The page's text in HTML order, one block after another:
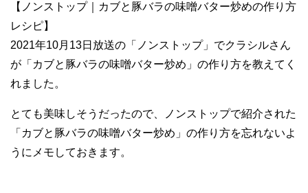
【ノンストップ｜カブと豚バラの味噌バター炒めの作り方
レシピ】
2021年10月13日放送の「ノンストップ」でクラシルさん
が「カブと豚バラの味噌バター炒め」の作り方を教えてく
れました。
とても美味しそうだったので、ノンストップで紹介された
「カブと豚バラの味噌バター炒め」の作り方を忘れないよ
うにメモしておきます。